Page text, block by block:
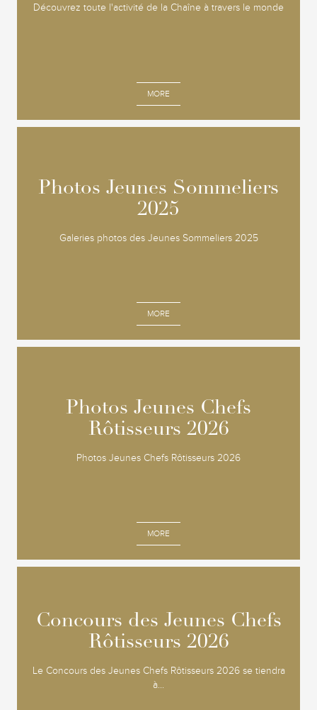
Découvrez toute l'activité de la Chaîne à travers le monde
MORE
Photos Jeunes Sommeliers
2025
Galeries photos des Jeunes Sommeliers 2025
MORE
Photos Jeunes Sommeliers
2025
Photos Jeunes Chefs
Rôtisseurs 2026
Photos Jeunes Chefs Rôtisseurs 2026
MORE
Photos Jeunes Chefs
Rôtisseurs 2026
Concours des Jeunes Chefs
Rôtisseurs 2026
Le Concours des Jeunes Chefs Rôtisseurs 2026 se tiendra
à...
Concours des Jeunes Chefs
Rôtisseurs 2026